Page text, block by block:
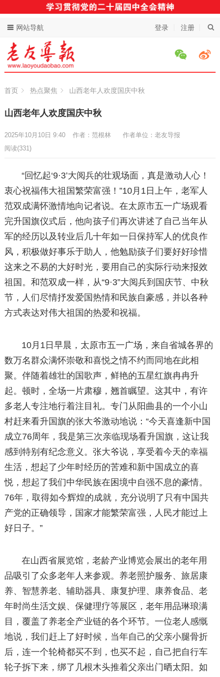
登录 注册
网站导航
首页 热点聚焦 山西老年人欢度国庆中秋
山西老年人欢度国庆中秋
作者：范根林 作者单位：老友导报
2025年10月10日 9:40
阅读(331)
“回忆起‘9·3’大阅兵的壮观场面，真是激动人心！
衷心祝福伟大祖国繁荣富强！”10月1日上午，老军人
范双成满怀激情地向记者说。在太原市五一广场观看
完升国旗仪式后，他向孩子们再次讲述了自己当年从
军的经历以及转业后几十年如一日保持军人的优良作
风，积极做好事乐于助人，他勉励孩子们要好好珍惜
这来之不易的大好时光，要用自己的实际行动来报效
祖国。和范双成一样，从“9·3”大阅兵到国庆节、中秋
节，人们尽情抒发爱国热情和民族自豪感，并以各种
方式表达对伟大祖国的热爱和祝福。
10月1日早晨，太原市五一广场，来自省城各界的
数万名群众满怀崇敬和喜悦之情不约而同地在此相
聚。伴随着雄壮的国歌声，鲜艳的五星红旗冉冉升
起。顿时，全场一片肃穆，翘首瞩望。这其中，有许
多老人专注地行着注目礼。专门从阳曲县的一个小山
村赶来看升国旗的张大爷激动地说：“今天喜逢新中国
成立76周年，我是第三次亲临现场看升国旗，这让我
感到特别有纪念意义。张大爷说，享受着今天的幸福
生活，想起了少年时经历的苦难和新中国成立的喜
悦，想起了我们中华民族在困境中自强不息的豪情。
76年，取得如今辉煌的成就，充分说明了只有中国共
产党的正确领导，国家才能繁荣富强，人民才能过上
好日子。”
在山西省展览馆，老龄产业博览会展出的老年用
品吸引了众多老年人来参观。养老照护服务、旅居康
养、智慧养老、辅助器具、康复护理、康养食品、老
年时尚生活文娱、保健理疗等展区，老年用品琳琅满
目，覆盖了养老全产业链的各个环节。一位老人感慨
地说，我们赶上了好时候，当年自己的父亲小腿骨折
后，连一个轮椅都买不到，也买不起，自己把自行车
轮子拆下来，绑了几根木头推着父亲出门晒太阳。如